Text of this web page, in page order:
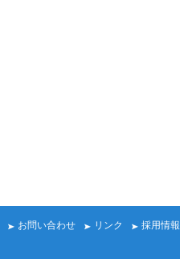
お問い合わせ リンク
採用情報